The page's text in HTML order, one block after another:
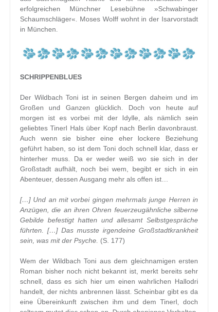
erfolgreichen Münchner Lesebühne »Schwabinger
Schaumschläger«. Moses Wolff wohnt in der Isarvorstadt
in München.
SCHRIPPENBLUES
Der Wildbach Toni ist in seinen Bergen daheim und im
Großen und Ganzen glücklich. Doch von heute auf
morgen ist es vorbei mit der Idylle, als nämlich sein
geliebtes Tinerl Hals über Kopf nach Berlin davonbraust.
Auch wenn sie bisher eine eher lockere Beziehung
geführt haben, so ist dem Toni doch schnell klar, dass er
hinterher muss. Da er weder weiß wo sie sich in der
Großstadt aufhält, noch bei wem, begibt er sich in ein
Abenteuer, dessen Ausgang mehr als offen ist…
[…] Und an mit vorbei gingen mehrmals junge Herren in
Anzügen, die an ihren Ohren feuerzeugähnliche silberne
Gebilde befestigt hatten und allesamt Selbstgespräche
führten. […] Das musste irgendeine Großstadtkrankheit
sein, was mit der Psyche. (S. 177)
Wem der Wildbach Toni aus dem gleichnamigen ersten
Roman bisher noch nicht bekannt ist, merkt bereits sehr
schnell, dass es sich hier um einen wahrlichen Hallodri
handelt, der nichts anbrennen lässt. Scheinbar gibt es da
eine Übereinkunft zwischen ihm und dem Tinerl, doch